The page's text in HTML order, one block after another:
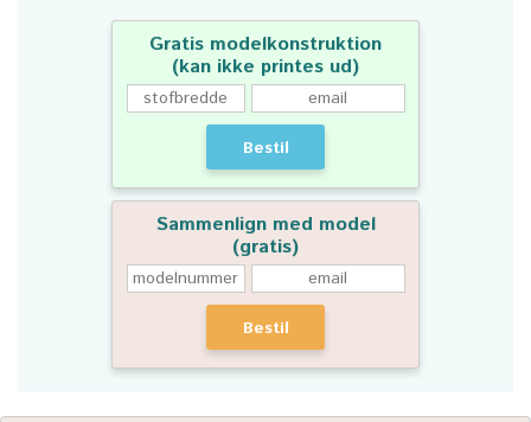
Gratis modelkonstruktion
(kan ikke printes ud)
Bestil
Sammenlign med model
(gratis)
Bestil